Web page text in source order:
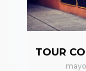
TOUR